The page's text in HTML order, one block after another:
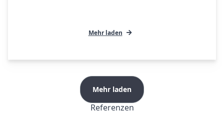
Mehr laden
Mehr laden
Referenzen